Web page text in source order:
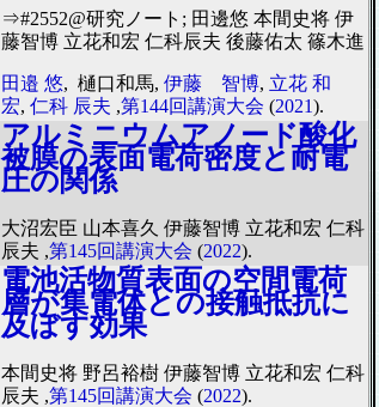
⇒#2552@研究ノート; 田邊悠 本間史将 伊
藤智博 立花和宏 仁科辰夫 後藤佑太 篠木進
田邉 悠, 樋口和馬, 伊藤 智博, 立花 和
宏, 仁科 辰夫 ,第144回講演大会 (2021).
アルミニウムアノード酸化
被膜の表面電荷密度と耐電
圧の関係
大沼宏臣 山本喜久 伊藤智博 立花和宏 仁科
辰夫 ,第145回講演大会 (2022).
電池活物質表面の空間電荷
層が集電体との接触抵抗に
及ぼす効果
本間史将 野呂裕樹 伊藤智博 立花和宏 仁科
辰夫 ,第145回講演大会 (2022).